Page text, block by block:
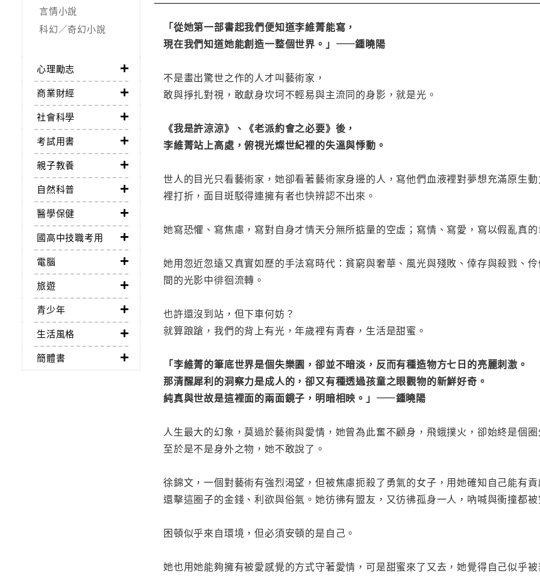
言情小說
科幻／奇幻小說
心理勵志
商業財經
社會科學
考試用書
親子教養
自然科普
醫學保健
國高中技職考用
電腦
旅遊
青少年
生活風格
簡體書
「從她第一部書起我們便知道李維菁能寫，
現在我們知道她能創造一整個世界。」——鍾曉陽
不是畫出驚世之作的人才叫藝術家，
敢與掙扎對視，敢獻身坎坷不輕易與主流同的身影，就是光。
《我是許涼涼》、《老派約會之必要》後，
李維菁站上高處，俯視光燦世紀裡的失溫與悸動。
世人的目光只看藝術家，她卻看著藝術家身邊的人，寫他們血液裡對夢想充滿原生
裡打折，面目斑駁得連擁有者也快辨認不出來。
她寫恐懼、寫焦慮，寫對自身才情天分無所掂量的空虛；寫情、寫愛，寫以假亂真
她用忽近忽遠又真實如歷的手法寫時代：貧窮與奢華、風光與殘敗、倖存與殺戮
間的光影中徘徊流轉。
也許還沒到站，但下車何妨？
就算踉蹌，我們的背上有光，年歲裡有青春，生活是甜蜜。
「李維菁的筆底世界是個失樂園，卻並不暗淡，反而有種造物方七日的亮麗刺激。
那清醒犀利的洞察力是成人的，卻又有種透過孩童之眼觀物的新鮮好奇。
純真與世故是這裡面的兩面鏡子，明暗相映。」——鍾曉陽
人生最大的幻象，莫過於藝術與愛情，她曾為此奮不顧身，飛蛾撲火，卻始終是個圈
至於是不是身外之物，她不敢說了。
徐錦文，一個對藝術有強烈渴望，但被焦慮扼殺了勇氣的女子，用她確知自己能有
還擊這圈子的金錢、利欲與俗氣。她彷彿有盟友，又彷彿孤身一人，吶喊與衝撞都被
困頓似乎來自環境，但必須安頓的是自己。
她也用她能夠擁有被愛感覺的方式守著愛情，可是甜蜜來了又去，她覺得自己似乎被